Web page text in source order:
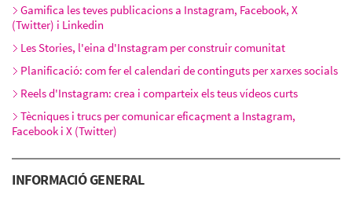
Gamifica les teves publicacions a Instagram, Facebook, X
(Twitter) i Linkedin
Les Stories, l'eina d'Instagram per construir comunitat
Planificació: com fer el calendari de continguts per xarxes socials
Reels d'Instagram: crea i comparteix els teus vídeos curts
Tècniques i trucs per comunicar eficaçment a Instagram,
Facebook i X (Twitter)
INFORMACIÓ GENERAL